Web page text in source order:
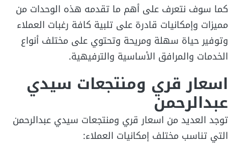
كما سوف نتعرف على أهم ما تقدمه هذه الوحدات من
مميزات وإمكانيات قادرة على تلبية كافة رغبات العملاء
وتوفير حياة سهلة ومريحة وتحتوي على مختلف أنواع
الخدمات والمرافق الأساسية والترفيهية.
اسعار قري ومنتجعات سيدي
عبدالرحمن
توجد العديد من اسعار قري ومنتجعات سيدي عبدالرحمن
التي تناسب مختلف إمكانيات العملاء: